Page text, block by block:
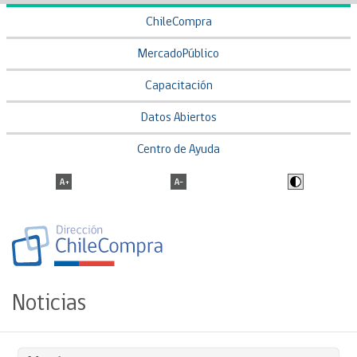
ChileCompra
MercadoPúblico
Capacitación
Datos Abiertos
Centro de Ayuda
Noticias